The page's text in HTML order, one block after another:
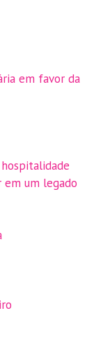
em favor da
um legado